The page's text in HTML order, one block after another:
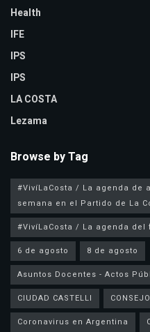
Health
IFE
IPS
IPS
LA COSTA
Lezama
Browse by Tag
#VivíLaCosta / La agenda de
semana en el Partido de La
#VivíLaCosta / La agenda
6 de agosto
8 de agosto
Asuntos Docentes - Actos
CIUDAD CASTELLI
Coronavirus en Argentina